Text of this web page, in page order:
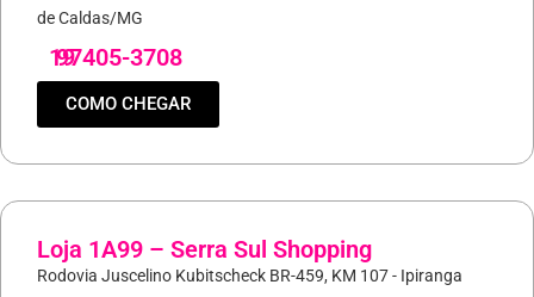
de Caldas/MG
19
97405-3708
COMO CHEGAR
Loja 1A99 – Serra Sul Shopping
Rodovia Juscelino Kubitscheck BR-459, KM 107 - Ipiranga